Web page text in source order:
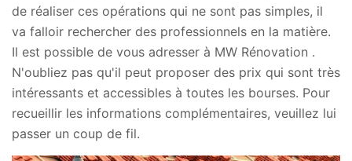
de réaliser ces opérations qui ne sont pas simples, il
va falloir rechercher des professionnels en la matière.
Il est possible de vous adresser à MW Rénovation .
N'oubliez pas qu'il peut proposer des prix qui sont très
intéressants et accessibles à toutes les bourses. Pour
recueillir les informations complémentaires, veuillez lui
passer un coup de fil.